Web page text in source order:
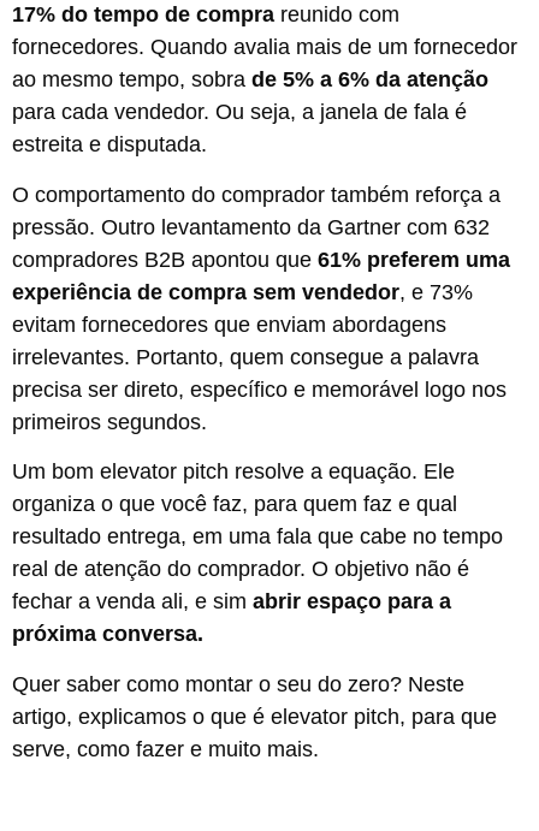
17% do tempo de compra reunido com
fornecedores. Quando avalia mais de um fornecedor
ao mesmo tempo, sobra de 5% a 6% da atenção
para cada vendedor. Ou seja, a janela de fala é
estreita e disputada.
O comportamento do comprador também reforça a
pressão. Outro levantamento da Gartner com 632
compradores B2B apontou que 61% preferem uma
experiência de compra sem vendedor, e 73%
evitam fornecedores que enviam abordagens
irrelevantes. Portanto, quem consegue a palavra
precisa ser direto, específico e memorável logo nos
primeiros segundos.
Um bom elevator pitch resolve a equação. Ele
organiza o que você faz, para quem faz e qual
resultado entrega, em uma fala que cabe no tempo
real de atenção do comprador. O objetivo não é
fechar a venda ali, e sim abrir espaço para a
próxima conversa.
Quer saber como montar o seu do zero? Neste
artigo, explicamos o que é elevator pitch, para que
serve, como fazer e muito mais.